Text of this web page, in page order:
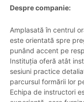
Despre companie:
Amplasată în centrul
este orientată spre
punând accent pe
Instituția oferă atât
sesiuni practice
parcursul formării lor
Echipa de instructori